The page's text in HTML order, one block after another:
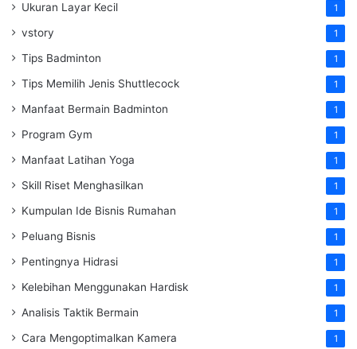
Ukuran Layar Kecil 1
vstory 1
Tips Badminton 1
Tips Memilih Jenis Shuttlecock 1
Manfaat Bermain Badminton 1
Program Gym 1
Manfaat Latihan Yoga 1
Skill Riset Menghasilkan 1
Kumpulan Ide Bisnis Rumahan 1
Peluang Bisnis 1
Pentingnya Hidrasi 1
Kelebihan Menggunakan Hardisk 1
Analisis Taktik Bermain 1
Cara Mengoptimalkan Kamera 1